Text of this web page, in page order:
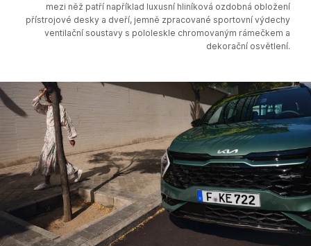
mezi něž patří například luxusní hliníková ozdobná obložení
přístrojové desky a dveří, jemně zpracované sportovní výdechy
ventilační soustavy s pololeskle chromovaným rámečkem a
dekorační osvětlení.